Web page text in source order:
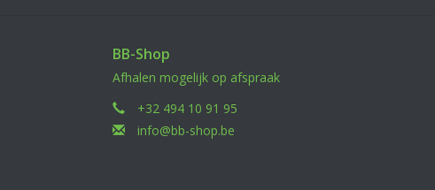
BB-Shop
Afhalen mogelijk op afspraak
+32 494 10 91 95
info@bb-shop.be